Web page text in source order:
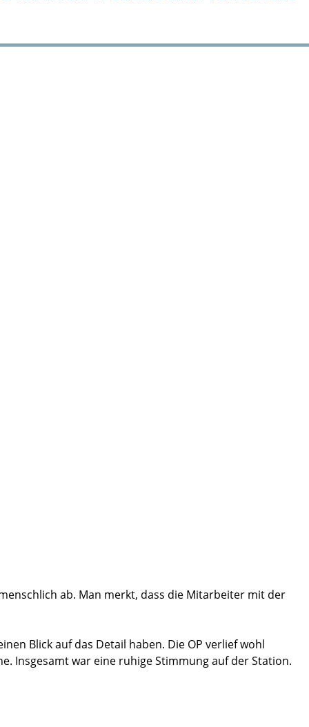
ab. Man merkt, dass die Mitarbeiter mit der
Blick auf das Detail haben. Die OP verlief wohl
Insgesamt war eine ruhige Stimmung auf der Station.
bereitete. Ich fuhr eilends wieder in die Klinik auf meine
zur Registratur geschickt worden ... aber ich konnte